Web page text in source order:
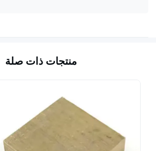
منتجات ذات صلة